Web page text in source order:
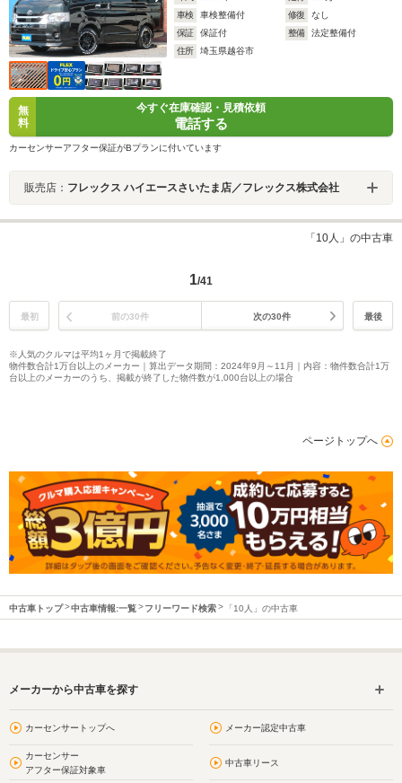
車検
車検整備付 修復
なし
保証
保証付 整備
法定整備付
住所
埼玉県越谷市
無
料
今すぐ在庫確認・見積依頼
電話する
カーセンサーアフター保証がBプランに付いています
販売店： フレックス ハイエースさいたま店／フレックス株式会社
「10人」の中古車
1/41
最初 前の30件 次の30件 最後
※人気のクルマは平均1ヶ月で掲載終了
物件数合計1万台以上のメーカー｜算出データ期間：2024年9月～11月｜内容：物件数合計1万
台以上のメーカーのうち、掲載が終了した物件数が1,000台以上の場合
ページトップへ
中古車トップ 中古車情報:一覧 フリーワード検索 「10人」の中古車
メーカーから中古車を探す
カーセンサートップへ メーカー認定中古車
カーセンサー
アフター保証対象車
中古車リース